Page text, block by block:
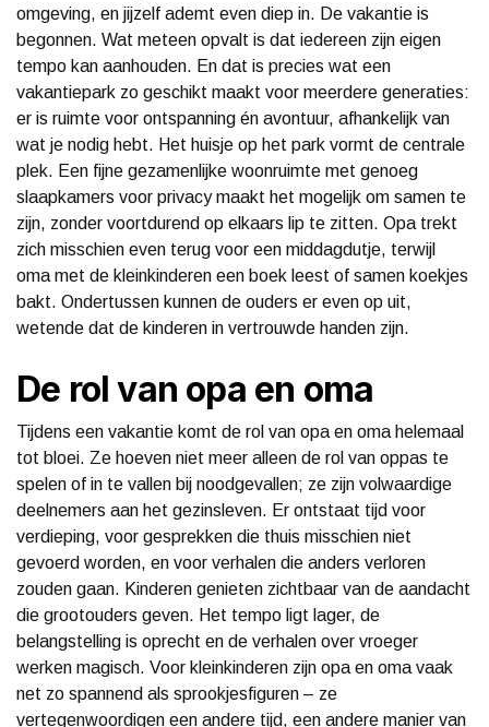
omgeving, en jijzelf ademt even diep in. De vakantie is
begonnen. Wat meteen opvalt is dat iedereen zijn eigen
tempo kan aanhouden. En dat is precies wat een
vakantiepark zo geschikt maakt voor meerdere generaties:
er is ruimte voor ontspanning én avontuur, afhankelijk van
wat je nodig hebt. Het huisje op het park vormt de centrale
plek. Een fijne gezamenlijke woonruimte met genoeg
slaapkamers voor privacy maakt het mogelijk om samen te
zijn, zonder voortdurend op elkaars lip te zitten. Opa trekt
zich misschien even terug voor een middagdutje, terwijl
oma met de kleinkinderen een boek leest of samen koekjes
bakt. Ondertussen kunnen de ouders er even op uit,
wetende dat de kinderen in vertrouwde handen zijn.
De rol van opa en oma
Tijdens een vakantie komt de rol van opa en oma helemaal
tot bloei. Ze hoeven niet meer alleen de rol van oppas te
spelen of in te vallen bij noodgevallen; ze zijn volwaardige
deelnemers aan het gezinsleven. Er ontstaat tijd voor
verdieping, voor gesprekken die thuis misschien niet
gevoerd worden, en voor verhalen die anders verloren
zouden gaan. Kinderen genieten zichtbaar van de aandacht
die grootouders geven. Het tempo ligt lager, de
belangstelling is oprecht en de verhalen over vroeger
werken magisch. Voor kleinkinderen zijn opa en oma vaak
net zo spannend als sprookjesfiguren – ze
vertegenwoordigen een andere tijd, een andere manier van